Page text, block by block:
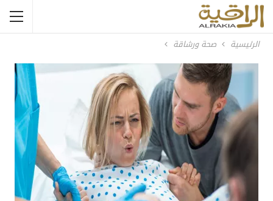
الرئيسية صحة ورشاقة